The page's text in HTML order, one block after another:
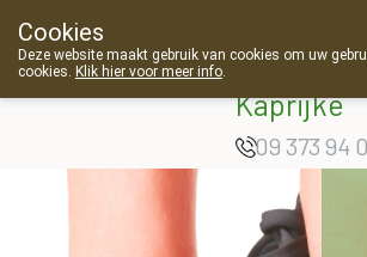
Apotheek
Kaprijke
09 373 94
Cookies
Deze website maakt gebruik van cookies om uw
cookies. Klik hier voor meer info.